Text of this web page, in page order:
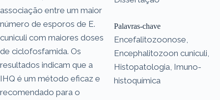
associação entre um maior
número de esporos de E.
cuniculi com maiores doses
de ciclofosfamida. Os
resultados indicam que a
IHQ é um método eficaz e
recomendado para o
Palavras-chave
Encefalitozoonose,
Encephalitozoon cuniculi,
Histopatologia, Imuno-
histoquímica